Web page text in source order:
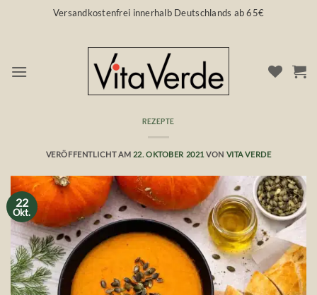
Versandkostenfrei innerhalb Deutschlands ab 65€
REZEPTE
VERÖFFENTLICHT AM 22. OKTOBER 2021 VON VITA VERDE
22
Okt.